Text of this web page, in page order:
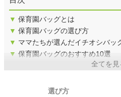
▼ 保育園バッグとは
▼ 保育園バッグの選び方
▼ ママたちが選んだイチオシバッ
▼ 保育園バッグのおすすめ10選
全てを見
選び方